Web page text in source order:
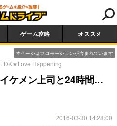
ゲーム攻略 オススメ
本ページはプロモーションが含まれています
Happening
ケメン上司と24時間…
2016-03-30 14:28:00